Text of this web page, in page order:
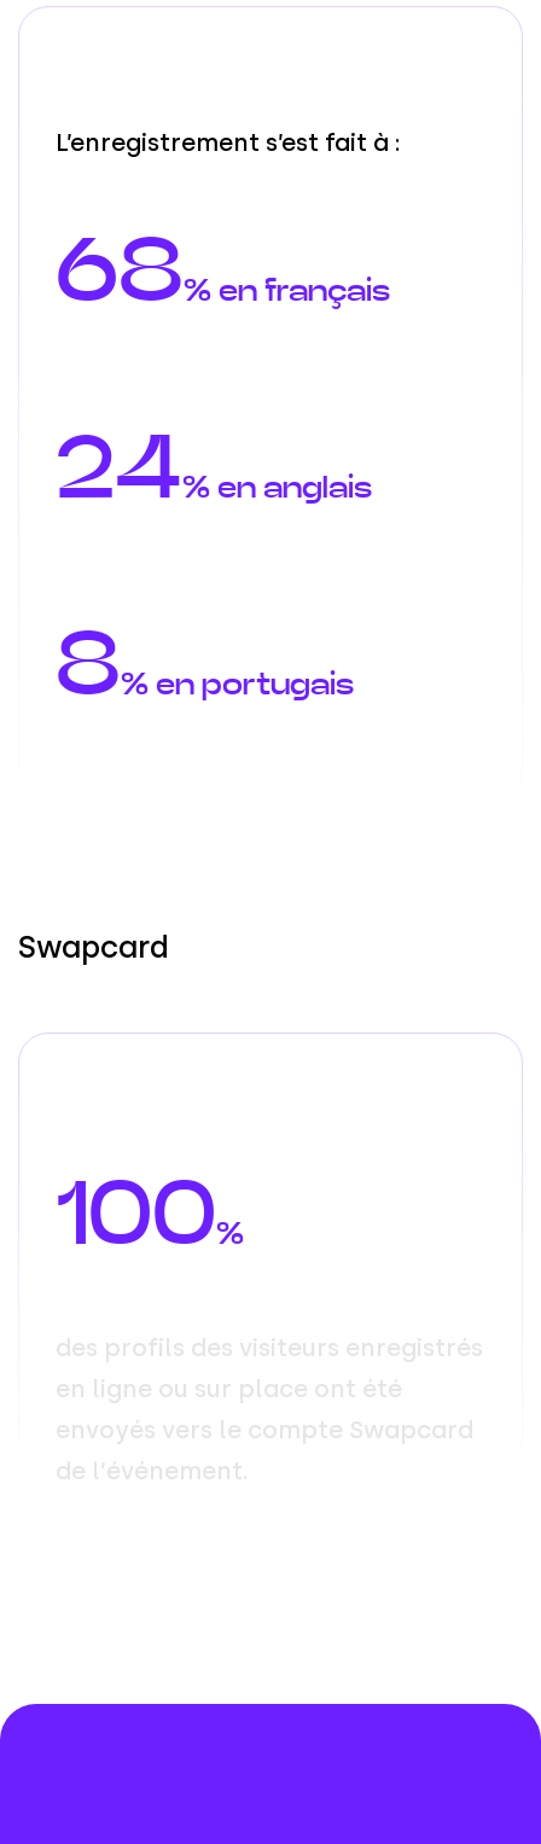
L’enregistrement s’est fait à :
68% en français
24% en anglais
8% en portugais
Swapcard
100%
des profils des visiteurs enregistrés
en ligne ou sur place ont été
envoyés vers le compte Swapcard
de l’événement.